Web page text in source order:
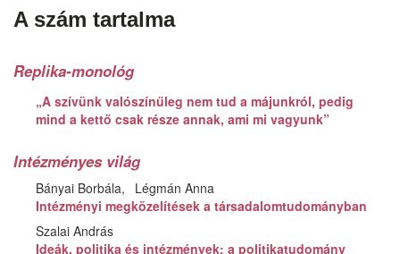
A szám tartalma
Replika-monológ
„A szívünk valószínűleg nem tud a májunkról, pedig
mind a kettő csak része annak, ami mi vagyunk”
Intézményes világ
Bányai Borbála
Légmán Anna
Intézményi megközelítések a társadalomtudományban
Szalai András
Ideák, politika és intézmények: a politikatudomány